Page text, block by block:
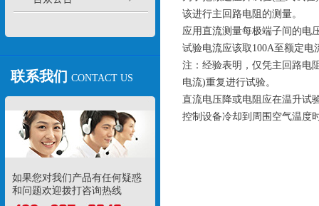
联系我们 CONTACT US
如果您对我们产品有任何疑惑
和问题欢迎拨打咨询热线
该进行主回路电阻的测量。
应用直流测量每极端子间的电
试验电流应该取100A至额定电
注：经验表明，仅凭主回路电
电流)重复进行试验。
直流电压降或电阻应在温升试
控制设备冷却到周围空气温度